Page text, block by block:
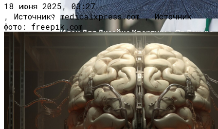
Идеи Для Дизайна Квартиры: От Декора
До Масштабного Ремонта
18 июня 2025, 03:27
, Источник: medicalxpress.com , Источник
фото: freepik.com